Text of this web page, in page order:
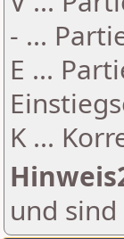
- ...
E ...
K ...
und